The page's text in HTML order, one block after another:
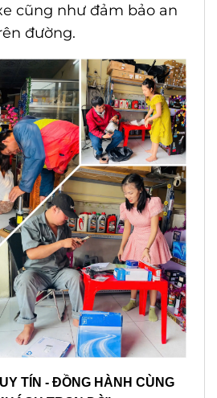
cũng như đảm bảo an
đường.
TÍN - ĐỒNG HÀNH CÙNG